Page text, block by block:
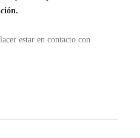
estar en contacto con